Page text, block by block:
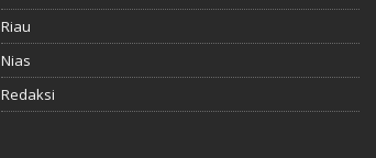
Riau
Nias
Redaksi